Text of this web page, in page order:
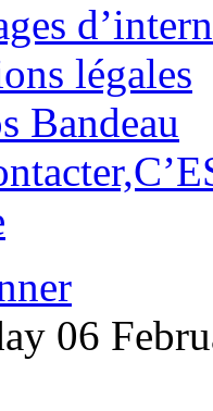
légales
Bandeau
06